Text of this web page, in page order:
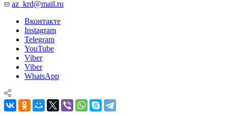
az_krd@mail.ru
Вконтакте
Instagram
Telegram
YouTube
Viber
Viber
WhatsApp